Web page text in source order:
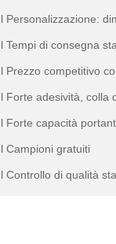
l Personalizzazione:
l Tempi di consegna
l Prezzo competitivo
l Forte adesività, colla
l Forte capacità
l Campioni gratuiti
l Controllo di qualità